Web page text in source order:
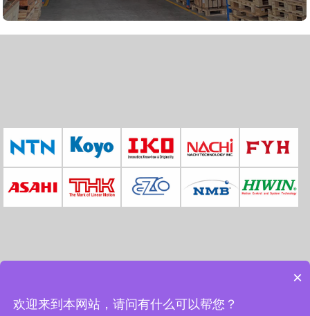
×
欢迎来到本网站，请问有什么可以帮您？